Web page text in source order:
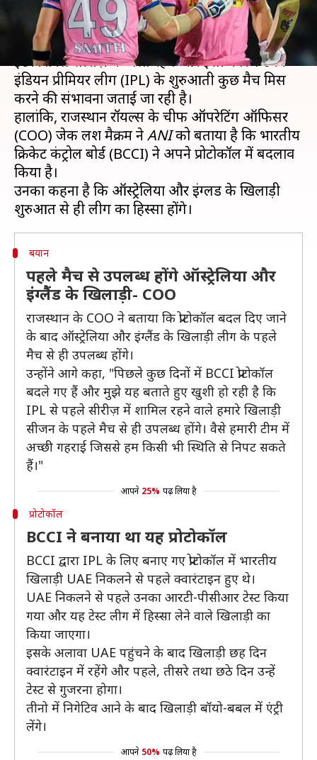
क्या है खबर?
इंग्लैंड और ऑस्ट्रेलिया के खिलाड़ी 16 सितंबर तक
इंटरनेशनल सीरीज़ में व्यस्त रहेंगे और इसी कारण उनके
इंडियन प्रीमियर लीग (IPL) के शुरुआती कुछ मैच मिस
करने की संभावना जताई जा रही है।
हालांकि, राजस्थान रॉयल्स के चीफ ऑपरेटिंग ऑफिसर
(COO) जेक लश मैक्रम नेANIको बताया है कि भारतीय
क्रिकेट कंट्रोल बोर्ड (BCCI) ने अपने प्रोटोकॉल में बदलाव
किया है।
उनका कहना है कि ऑस्ट्रेलिया और इंग्लैंड के खिलाड़ी
बयान
पहले मैच से उपलब्ध होंगे ऑस्ट्रेलिया और
इंग्लैैंड के खिलाड़ी- COO
राजस्थान के COO ने बताया कि प्रोटोकॉल बदल दिए जाने
के बाद ऑस्ट्रेलिया और इंग्लैंड के खिलाड़ी लीग के पहले
मैच से ही उपलब्ध होंगे।
उन्होंने आगे कहा, "पिछले कुछ दिनों में BCCI प्रोटोकॉल
बदले गए हैं और मुझे यह बताते हुए खुशी हो रही है कि
IPL से पहले सीरीज़ में शामिल रहने वाले हमारे खिलाड़ी
सीजन के पहले मैच से ही उपलब्ध होंगे। वैसे हमारी टीम में
अच्छी गहराई जिससे हम किसी भी स्थिति से निपट सकते
हैं।"
आपने 25% पढ़ लिया है
प्रोटोकॉल
BCCI ने बनाया था यह प्रोटोकॉल
BCCI द्वारा IPL के लिए बनाए गए प्रोटोकॉल में भारतीय
खिलाड़ी UAE निकलने से पहले क्वारंटाइन हुए थे।
UAE निकलने से पहले उनका आरटी-पीसीआर टेस्ट किया
गया और यह टेस्ट लीग में हिस्सा लेने वाले खिलाड़ी का
किया जाएगा।
इसके अलावा UAE पहुंचने के बाद खिलाड़ी छह दिन
क्वारंटाइन में रहेंगे और पहले, तीसरे तथा छठे दिन उन्हें
टेस्ट से गुजरना होगा।
तीनो में निगेटिव आने के बाद खिलाड़ी बॉयो-बबल में एंट्री
लेंगे।
आपने 50% पढ़ लिया है